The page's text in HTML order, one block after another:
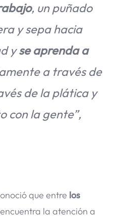
, un puñado
y sepa hacia
yse aprenda a
a través de
de la plática y
con la gente”,
que entre los
la atención a